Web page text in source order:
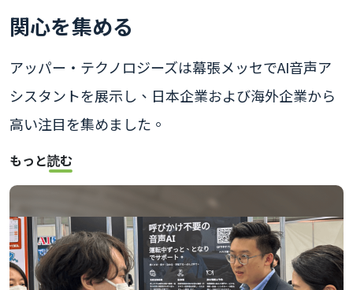
関心を集める
アッパー・テクノロジーズは幕張メッセでAI音声ア
シスタントを展示し、日本企業および海外企業から
高い注目を集めました。
もっと読む